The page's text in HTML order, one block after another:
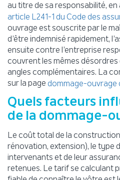
au titre de sa responsabilité, en
article L241-1 du Code des
ouvrage est souscrite par le
d’être indemnisé rapidement,
ensuite contre l’entreprise
couvrent les mêmes désordres
angles complémentaires. La
sur la page dommage-ouvrage
Quels facteurs
de la dommage-
Le coût total de la
rénovation, extension), le type
intervenants et de leur
retenues. Le tarif se calculant